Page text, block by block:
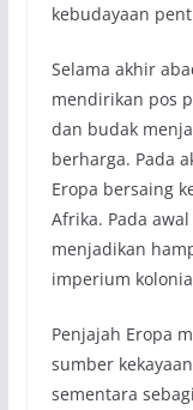
kebudayaan
Selama akhir
mendirikan pos
dan budak
berharga. Pada
Eropa bersaing
Afrika. Pada
menjadikan
imperium
Penjajah Eropa
sumber
sementara